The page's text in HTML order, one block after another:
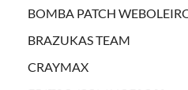
BOMBA PATCH
BRAZUKAS TEAM
CRAYMAX